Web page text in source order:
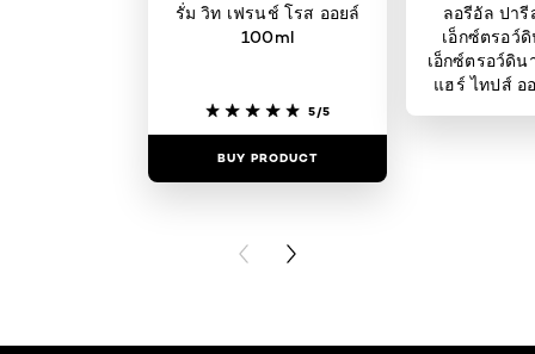
รั่ม วิท เฟรนช์ โรส ออยล์
100ml
5/5
BUY PRODUCT
ลอรีอัล ปา
เอ็กซ์ตรอว์
เอ็กซ์ตรอว์ดิน
แฮร์ ไทปส์ อ
PREVIOUS CARD
NEXT CARD